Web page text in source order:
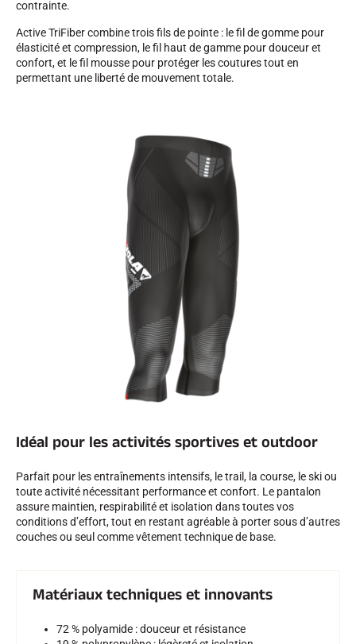
SKI TOUT TERRAIN
SKI DE FOND
contrainte.
Active TriFiber combine trois fils de pointe : le fil de gomme pour
élasticité et compression, le fil haut de gamme pour douceur et
confort, et le fil mousse pour protéger les coutures tout en
permettant une liberté de mouvement totale.
Idéal pour les activités sportives et outdoor
Parfait pour les entraînements intensifs, le trail, la course, le ski ou
toute activité nécessitant performance et confort. Le pantalon
assure maintien, respirabilité et isolation dans toutes vos
conditions d’effort, tout en restant agréable à porter sous d’autres
couches ou seul comme vêtement technique de base.
Matériaux techniques et innovants
72 % polyamide : douceur et résistance